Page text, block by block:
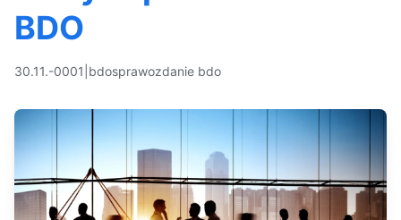
BDO
30.11.-0001 bdosprawozdanie bdo